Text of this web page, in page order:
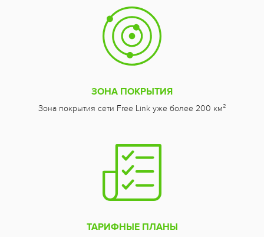
ЗОНА ПОКРЫТИЯ
Зона покрытия сети Free Link уже более 200 км²
ТАРИФНЫЕ ПЛАНЫ